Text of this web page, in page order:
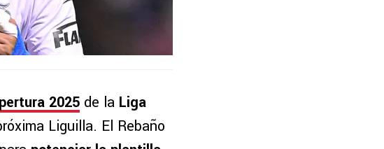
2025 de la Liga
Liguilla. El Rebaño